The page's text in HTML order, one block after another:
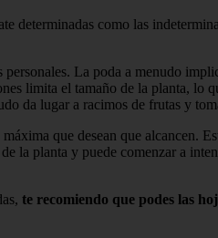
determinadas como las
La poda a menudo
limita el tamaño de la planta,
da lugar a racimos de frutas y
que desean que alcancen.
la planta y puede comenzar a
te recomiendo que podes las